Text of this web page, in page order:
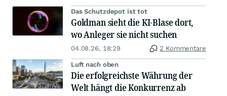
Das Schutzdepot ist tot
Goldman sieht die KI-Blase dort,
wo Anleger sie nicht suchen
04.08.26, 18:29 2 Kommentare
Luft nach oben
Die erfolgreichste Währung der
Welt hängt die Konkurrenz ab